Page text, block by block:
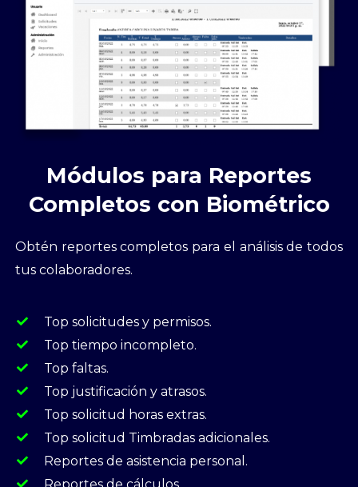
Módulos para Reportes
Completos con Biométrico
Obtén reportes completos para el análisis de todos
tus colaboradores.
Top solicitudes y permisos.
Top tiempo incompleto.
Top faltas.
Top justificación y atrasos.
Top solicitud horas extras.
Top solicitud Timbradas adicionales.
Reportes de asistencia personal.
Reportes de cálculos.